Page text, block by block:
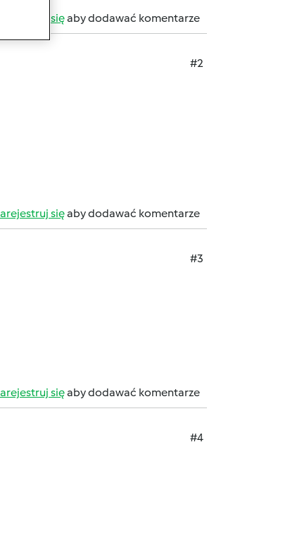
zarejestruj sięaby dodawać komentarze
#2
sięaby dodawać komentarze
#3
sięaby dodawać komentarze
#4